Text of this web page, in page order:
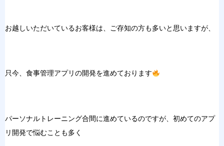
お越しいただいているお客様は、ご存知の方も多いと思いますが、
只今、食事管理アプリの開発を進めております
パーソナルトレーニング合間に進めているのですが、初めてのアプ
リ開発で悩むことも多く